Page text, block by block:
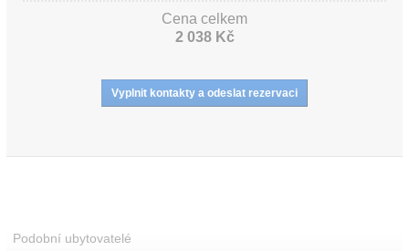
Cena celkem
2 038 Kč
Podobní ubytovatelé